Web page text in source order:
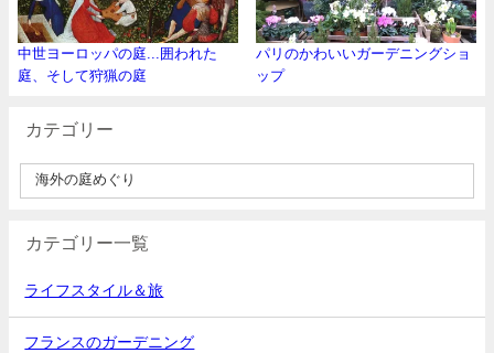
中世ヨーロッパの庭...囲われた
庭、そして狩猟の庭
パリのかわいいガーデニングショ
ップ
カテゴリー
カテゴリー一覧
ライフスタイル＆旅
フランスのガーデニング